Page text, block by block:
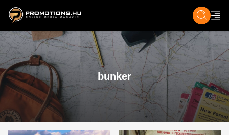
ZENE, FILM & KULT ÉLET TECH &
bunker